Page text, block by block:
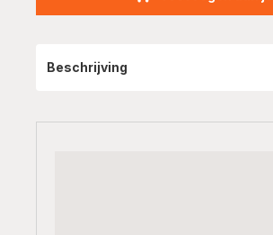
Beschrijving